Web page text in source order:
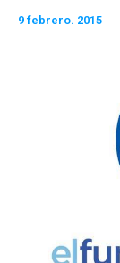
9 febrero. 2015